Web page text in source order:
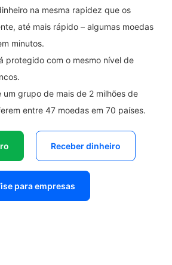
na mesma rapidez que os
até mais rápido – algumas moedas
minutos.
protegido com o mesmo nível de
grupo de mais de 2 milhões de
entre 47 moedas em 70 países.
Receber dinheiro
para empresas